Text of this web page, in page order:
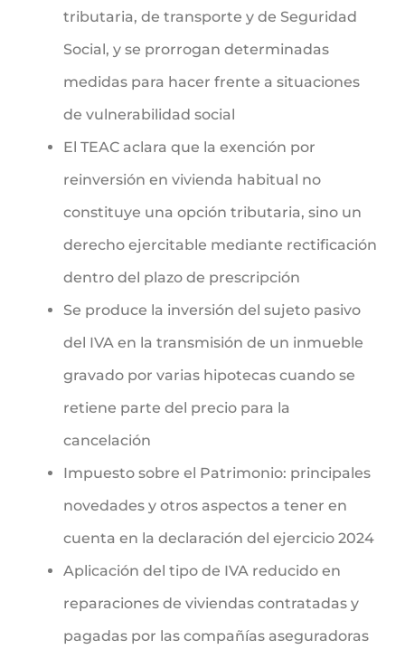
tributaria, de transporte y de Seguridad
Social, y se prorrogan determinadas
medidas para hacer frente a situaciones
de vulnerabilidad social
El TEAC aclara que la exención por
reinversión en vivienda habitual no
constituye una opción tributaria, sino un
derecho ejercitable mediante rectificación
dentro del plazo de prescripción
Se produce la inversión del sujeto pasivo
del IVA en la transmisión de un inmueble
gravado por varias hipotecas cuando se
retiene parte del precio para la
cancelación
Impuesto sobre el Patrimonio: principales
novedades y otros aspectos a tener en
cuenta en la declaración del ejercicio 2024
Aplicación del tipo de IVA reducido en
reparaciones de viviendas contratadas y
pagadas por las compañías aseguradoras